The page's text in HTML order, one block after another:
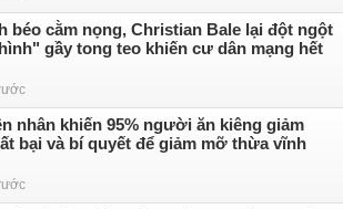
béo cằm nọng, Christian Bale lại đột ngột
gầy tong teo khiến cư dân mạng hết
nhân khiến 95% người ăn kiêng giảm
bại và bí quyết để giảm mỡ thừa vĩnh